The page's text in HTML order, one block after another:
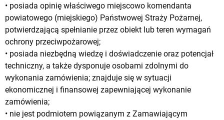
• posiada opinię właściwego miejscowo komendanta
powiatowego (miejskiego) Państwowej Straży Pożarnej,
potwierdzającą spełnianie przez obiekt lub teren wymagań
ochrony przeciwpożarowej;
• posiada niezbędną wiedzę i doświadczenie oraz potencjał
techniczny, a także dysponuje osobami zdolnymi do
wykonania zamówienia; znajduje się w sytuacji
ekonomicznej i finansowej zapewniającej wykonanie
zamówienia;
• nie jest podmiotem powiązanym z Zamawiającym